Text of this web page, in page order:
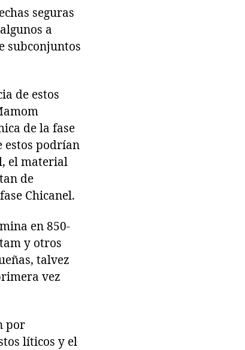
seguras
a
subconjuntos
de estos
de la fase
estos podrían
el material
de
Chicanel.
en 850-
y otros
talvez
vez
por
líticos y el